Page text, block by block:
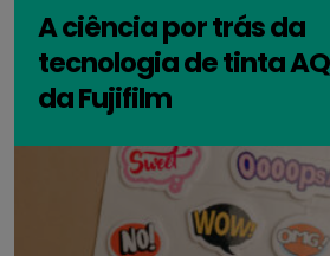
A ciência por trás da
tecnologia de tinta
da Fujifilm